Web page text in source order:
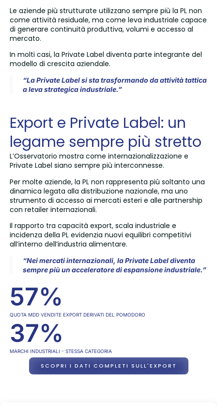
Le aziende più strutturate utilizzano sempre più la PL non
come attività residuale, ma come leva industriale capace
di generare continuità produttiva, volumi e accesso al
mercato.
In molti casi, la Private Label diventa parte integrante del
modello di crescita aziendale.
“La Private Label si sta trasformando da attività tattica
a leva strategica industriale.”
Export e Private Label: un
legame sempre più stretto
L’Osservatorio mostra come internazionalizzazione e
Private Label siano sempre più interconnesse.
Per molte aziende, la PL non rappresenta più soltanto una
dinamica legata alla distribuzione nazionale, ma uno
strumento di accesso ai mercati esteri e alle partnership
con retailer internazionali.
Il rapporto tra capacità export, scala industriale e
incidenza della PL evidenzia nuovi equilibri competitivi
all’interno dell’industria alimentare.
“Nei mercati internazionali, la Private Label diventa
sempre più un acceleratore di espansione industriale.”
QUOTA MDD VENDITE EXPORT DERIVATI DEL POMODORO
57%
MARCHI INDUSTRIALI - STESSA CATEGORIA
37%
SCOPRI I DATI COMPLETI SULL'EXPORT